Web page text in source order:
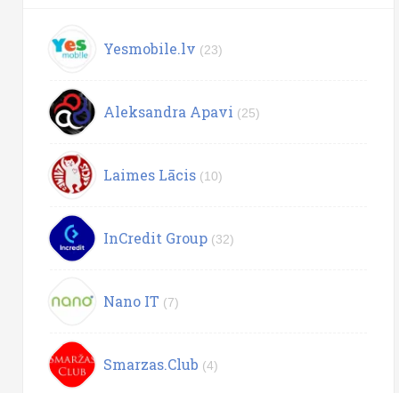
Yesmobile.lv (23)
Aleksandra Apavi (25)
Laimes Lācis (10)
InCredit Group (32)
Nano IT (7)
Smarzas.Club (4)